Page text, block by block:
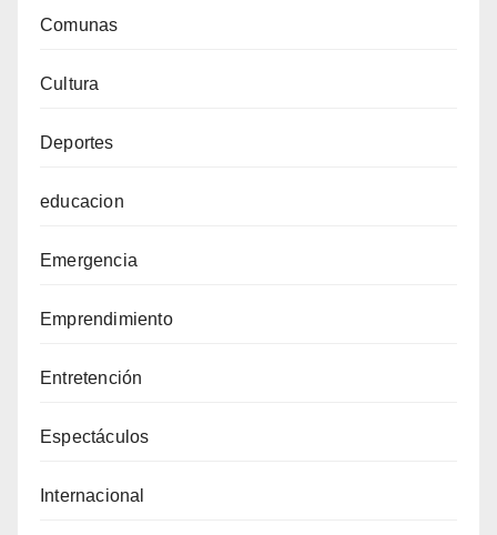
Comunas
Cultura
Deportes
educacion
Emergencia
Emprendimiento
Entretención
Espectáculos
Internacional